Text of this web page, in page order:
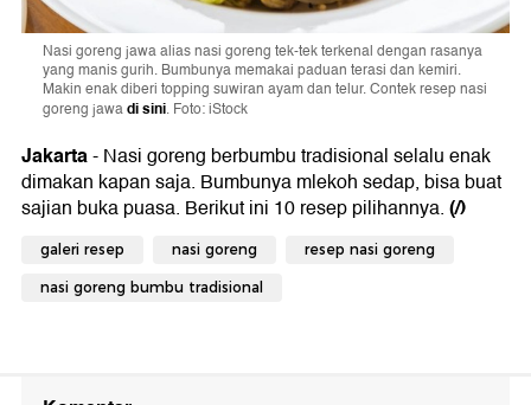
Nasi goreng jawa alias nasi goreng tek-tek terkenal dengan rasanya
yang manis gurih. Bumbunya memakai paduan terasi dan kemiri.
Makin enak diberi topping suwiran ayam dan telur. Contek resep nasi
goreng jawadi sini. Foto: iStock
Jakarta- Nasi goreng berbumbu tradisional selalu enak
dimakan kapan saja. Bumbunya mlekoh sedap, bisa buat
sajian buka puasa. Berikut ini 10 resep pilihannya.(/)
galeri resep nasi goreng resep nasi goreng
nasi goreng bumbu tradisional